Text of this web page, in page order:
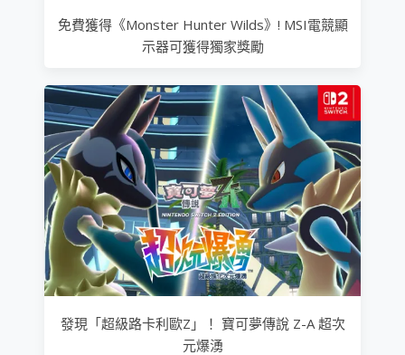
免費獲得《Monster Hunter Wilds》! MSI電競顯
示器可獲得獨家獎勵
發現「超級路卡利歐Z」！ 寶可夢傳說 Z-A 超次
元爆湧